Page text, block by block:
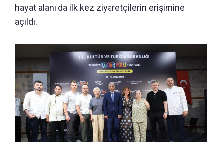
hayat alanı da ilk kez ziyaretçilerin erişimine
açıldı.